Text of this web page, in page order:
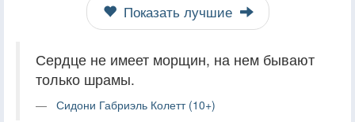
Показать лучшие
Сердце не имеет морщин, на нем бывают
только шрамы.
Сидони Габриэль Колетт (10+)